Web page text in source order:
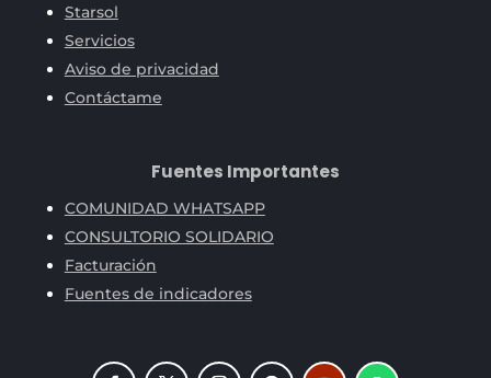
Starsol
Servicios
Aviso de privacidad
Contáctame
Fuentes Importantes
COMUNIDAD WHATSAPP
CONSULTORIO SOLIDARIO
Facturación
Fuentes de indicadores